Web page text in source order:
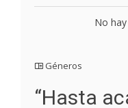
No
Géneros
“Hasta